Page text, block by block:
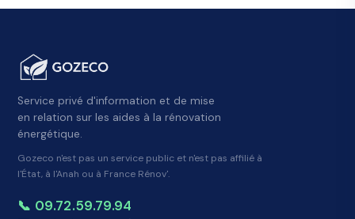
Service privé d'information et de mise
en relation sur les aides à la rénovation
énergétique.
Gozeco n'est pas un service public et n'est pas affilié à
l'État, à l'Anah ou à France Rénov'.
📞 09.72.59.79.94